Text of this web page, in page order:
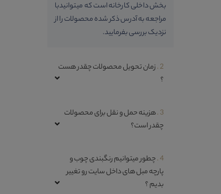
بخش داخلی کارخانه است که میتوانیدبا
مراجعه به آدرس ذکر شده محصولات را از
نزدیک بررسی بفرمایید.
2 . زمان تحویل محصولات چقدر هست
؟
3 . هزینه حمل و نقل برای محصولات
چقدر است؟
4 . چطور میتوانیم رنگبندی چوب و
پارچه مبل های داخل سایت رو تغییر
بدیم ؟